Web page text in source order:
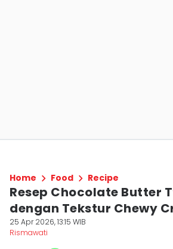
Home Food Recipe
Resep Chocolate Butter
dengan Tekstur Chewy
25 Apr 2026, 13:15 WIB
Rismawati